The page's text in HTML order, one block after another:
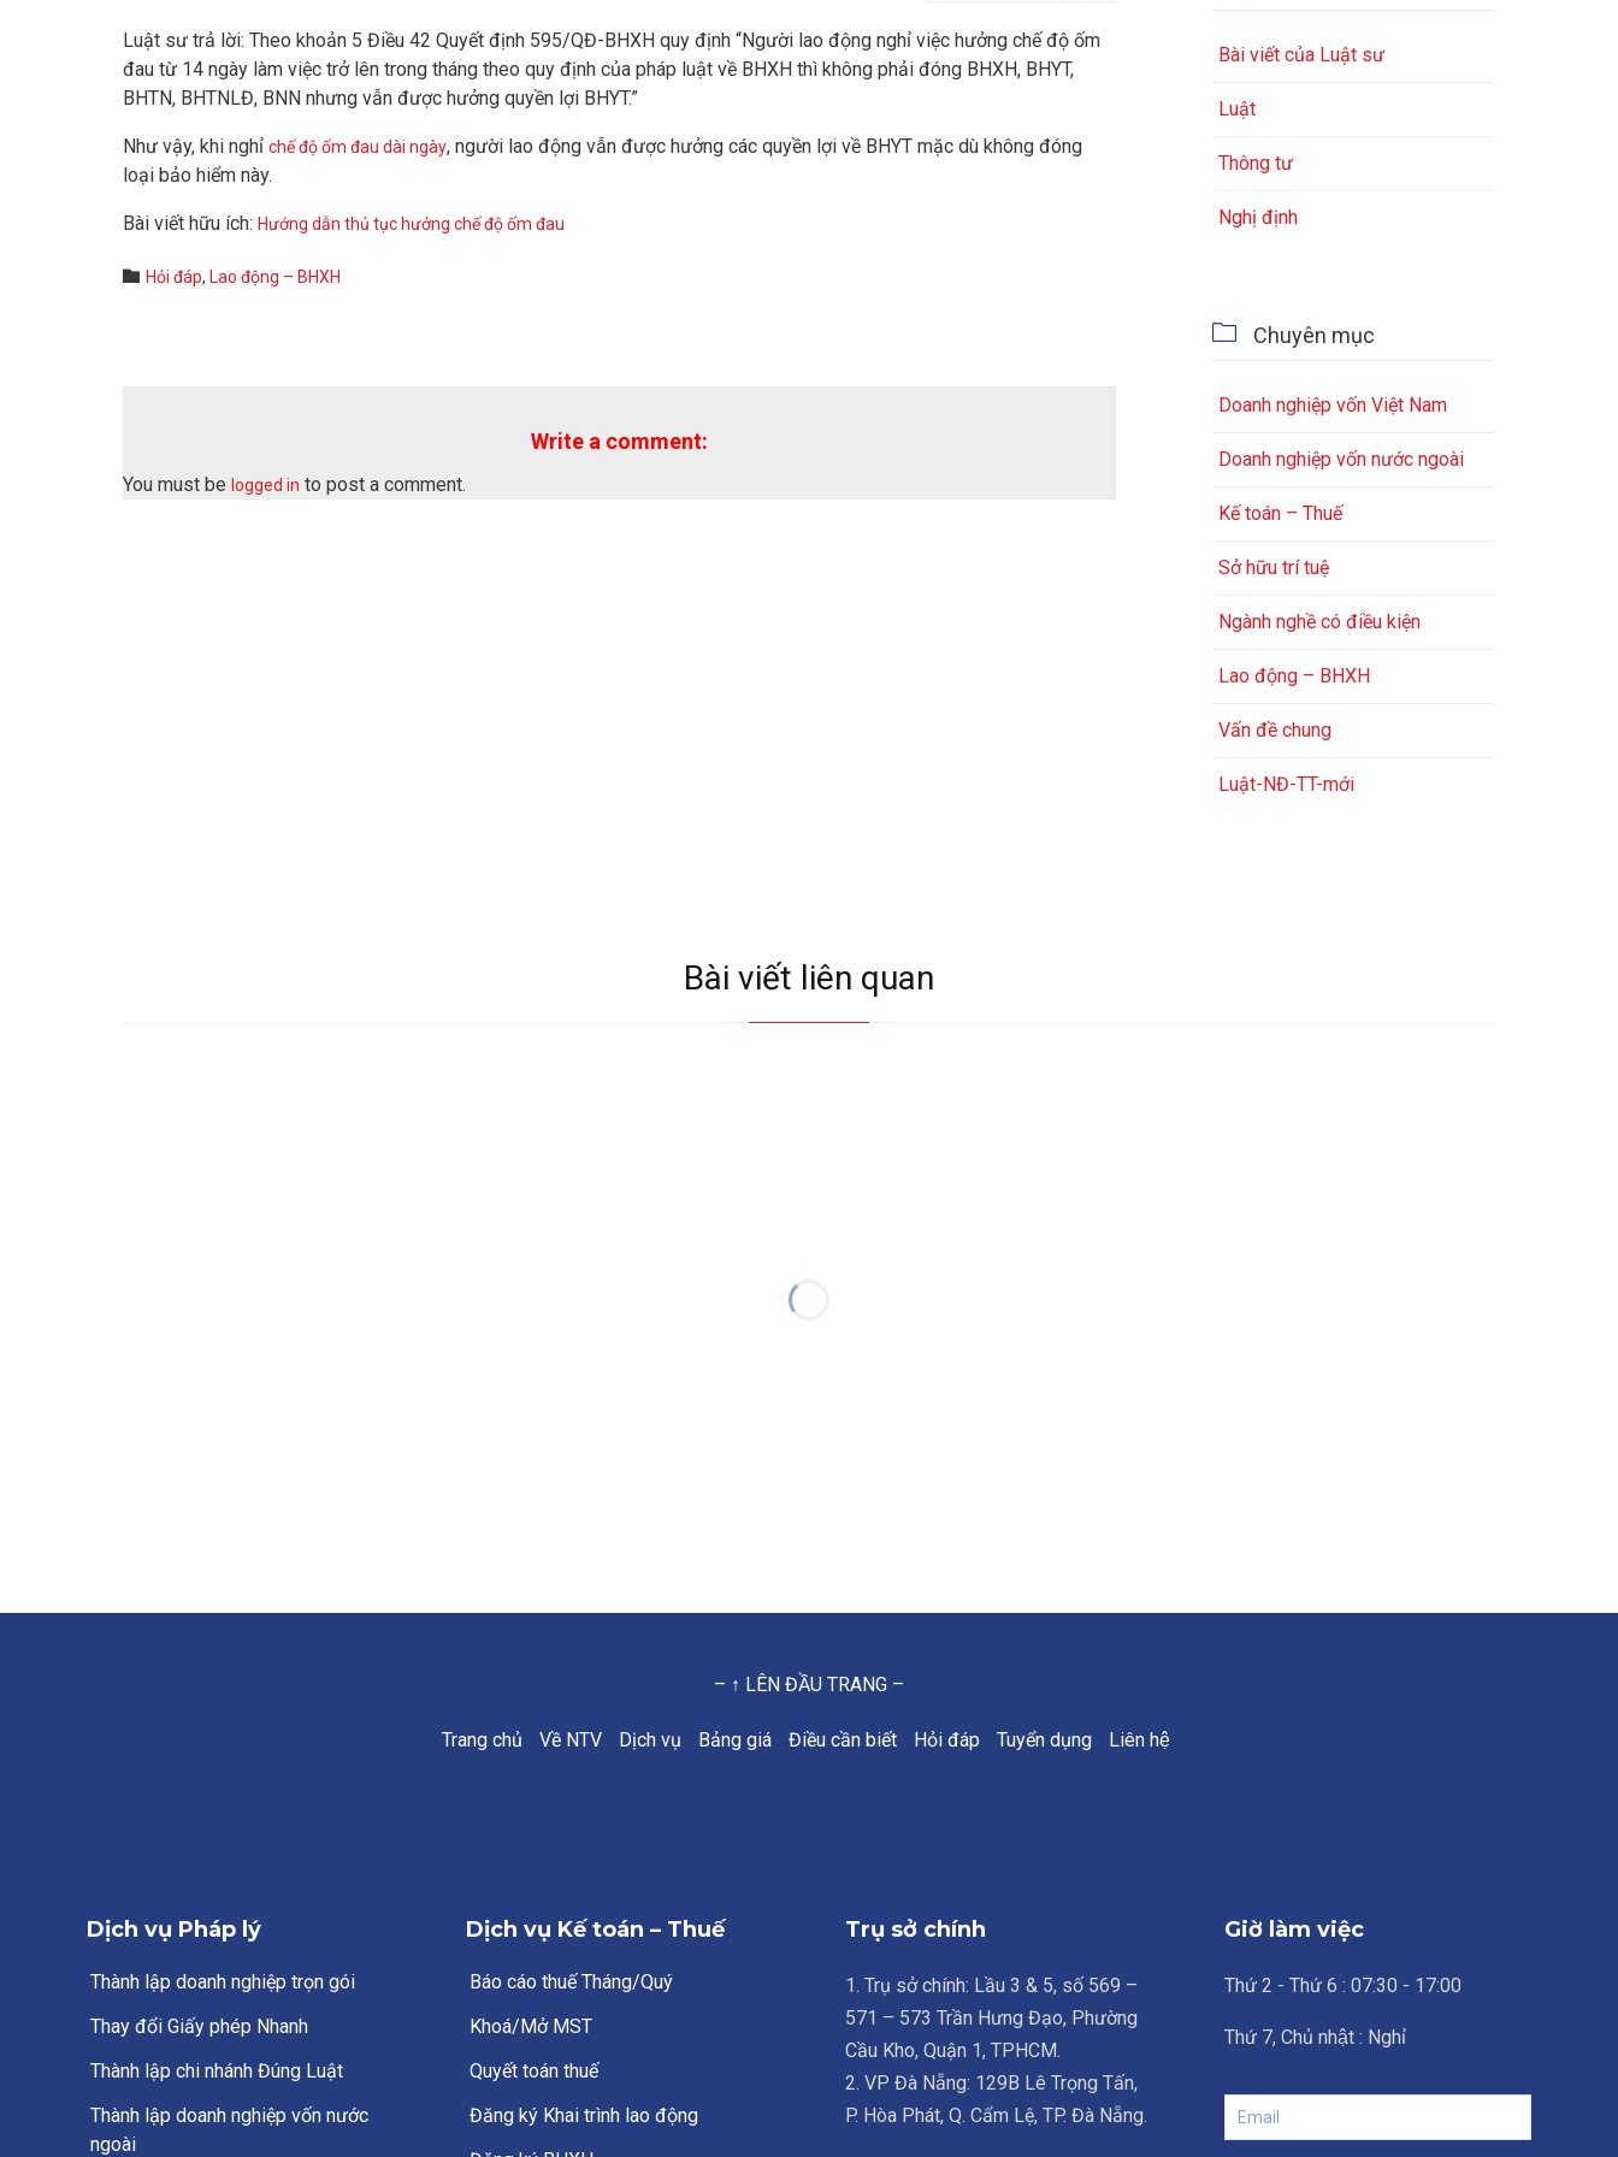
Luật sư trả lời: Theo khoản 5 Điều 42 Quyết định 595/QĐ-BHXH quy định “Người lao động nghỉ việc hưởng chế độ ốm
đau từ 14 ngày làm việc trở lên trong tháng theo quy định của pháp luật về BHXH thì không phải đóng BHXH, BHYT,
BHTN, BHTNLĐ, BNN nhưng vẫn được hưởng quyền lợi BHYT.”
Như vậy, khi nghỉ chế độ ốm đau dài ngày, người lao động vẫn được hưởng các quyền lợi về BHYT mặc dù không đóng
loại bảo hiểm này.
Bài viết hữu ích: Hướng dẫn thủ tục hưởng chế độ ốm đau
 Category
Hỏi đáp, Lao động – BHXH
Write a comment:
You must be logged in to post a comment.
Bài viết của Luật sư
Luật
Thông tư
Nghị định
 Chuyên mục
Doanh nghiệp vốn Việt Nam
Doanh nghiệp vốn nước ngoài
Kế toán – Thuế
Sở hữu trí tuệ
Ngành nghề có điều kiện
Lao động – BHXH
Vấn đề chung
Luật-NĐ-TT-mới
Bài viết liên quan
– ↑ LÊN ĐẦU TRANG –
Trang chủ Về NTV Dịch vụ Bảng giá Điều cần biết Hỏi đáp Tuyển dụng Liên hệ
Dịch vụ Pháp lý
Thành lập doanh nghiệp trọn gói
Thay đổi Giấy phép Nhanh
Thành lập chi nhánh Đúng Luật
Thành lập doanh nghiệp vốn nước
ngoài
Dịch vụ Kế toán – Thuế
Báo cáo thuế Tháng/Quý
Khoá/Mở MST
Quyết toán thuế
Đăng ký Khai trình lao động
Trụ sở chính
1. Trụ sở chính: Lầu 3 & 5, số 569 –
571 – 573 Trần Hưng Đạo, Phường
Cầu Kho, Quận 1, TPHCM.
2. VP Đà Nẵng: 129B Lê Trọng Tấn,
P. Hòa Phát, Q. Cẩm Lệ, TP. Đà Nẵng.
Giờ làm việc
Thứ 2 - Thứ 6 : 07:30 - 17:00
Thứ 7, Chủ nhật : Nghỉ